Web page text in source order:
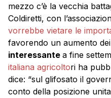
mezzo c’è la vecchia
Coldiretti, con
vorrebbe vietare le
favorendo un aumento
interessante a fine
italiana agricoltori ha
dice: “sul glifosato il
conto della posizione